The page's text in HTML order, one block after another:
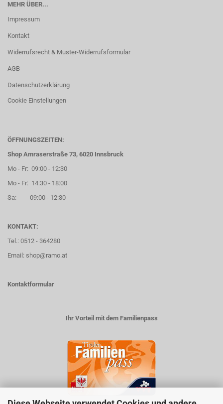
MEHR ÜBER...
Impressum
Kontakt
Widerrufsrecht & Muster-Widerrufsformular
AGB
Datenschutzerklärung
Cookie Einstellungen
ÖFFNUNGSZEITEN:
Shop Amraserstraße 73, 6020 Innsbruck
Mo - Fr: 09:00 - 12:30
Mo - Fr: 14:30 - 18:00
Sa: 09:00 - 12:30
KONTAKT:
Tel.: 0512 - 364280
Email: shop@ramo.at
Kontaktformular
Ihr Vorteil mit dem Familienpass